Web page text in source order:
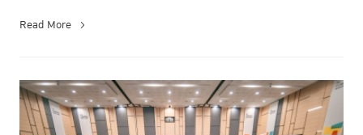
Read More